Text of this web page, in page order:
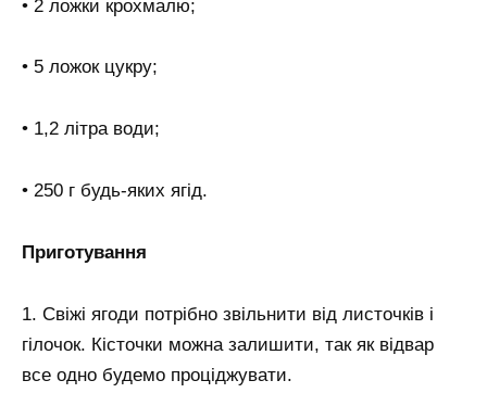
• 2 ложки крохмалю;
• 5 ложок цукру;
• 1,2 літра води;
• 250 г будь-яких ягід.
Приготування
1. Свіжі ягоди потрібно звільнити від листочків і
гілочок. Кісточки можна залишити, так як відвар
все одно будемо проціджувати.